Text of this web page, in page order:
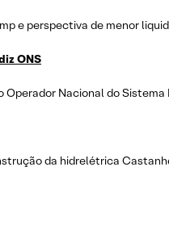
e perspectiva de menor
ONS
Nacional do Sistema
da hidrelétrica